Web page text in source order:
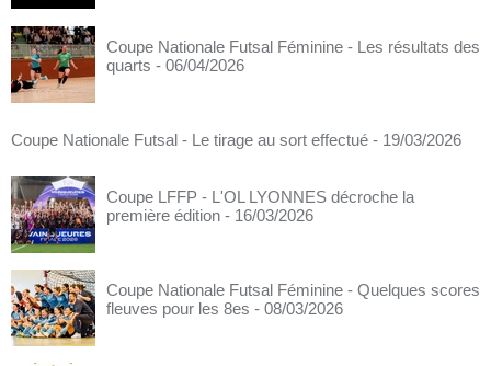
Coupe Nationale Futsal Féminine - Les résultats des
quarts - 06/04/2026
Coupe Nationale Futsal - Le tirage au sort effectué - 19/03/2026
Coupe LFFP - L'OL LYONNES décroche la
première édition - 16/03/2026
Coupe Nationale Futsal Féminine - Quelques scores
fleuves pour les 8es - 08/03/2026